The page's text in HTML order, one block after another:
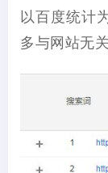
以百度统计
多与网站无